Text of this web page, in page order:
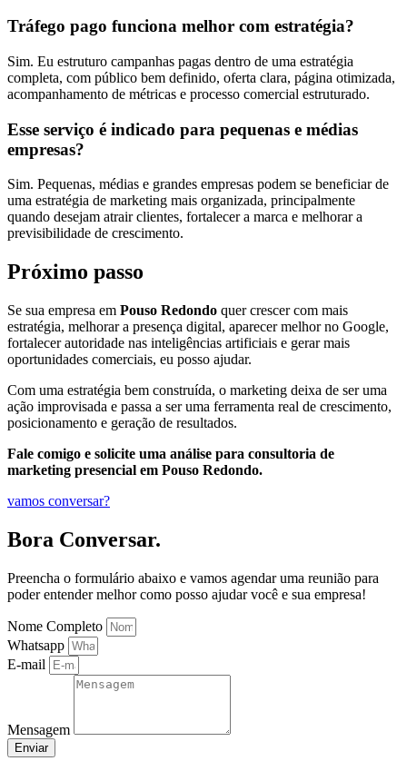
Tráfego pago funciona melhor com estratégia?
Sim. Eu estruturo campanhas pagas dentro de uma estratégia
completa, com público bem definido, oferta clara, página otimizada,
acompanhamento de métricas e processo comercial estruturado.
Esse serviço é indicado para pequenas e médias
empresas?
Sim. Pequenas, médias e grandes empresas podem se beneficiar de
uma estratégia de marketing mais organizada, principalmente
quando desejam atrair clientes, fortalecer a marca e melhorar a
previsibilidade de crescimento.
Próximo passo
Se sua empresa em Pouso Redondo quer crescer com mais
estratégia, melhorar a presença digital, aparecer melhor no Google,
fortalecer autoridade nas inteligências artificiais e gerar mais
oportunidades comerciais, eu posso ajudar.
Com uma estratégia bem construída, o marketing deixa de ser uma
ação improvisada e passa a ser uma ferramenta real de crescimento,
posicionamento e geração de resultados.
Fale comigo e solicite uma análise para consultoria de
marketing presencial em Pouso Redondo.
vamos conversar?
Bora Conversar.
Preencha o formulário abaixo e vamos agendar uma reunião para
poder entender melhor como posso ajudar você e sua empresa!
Nome Completo
Whatsapp
E-mail
Mensagem
Enviar